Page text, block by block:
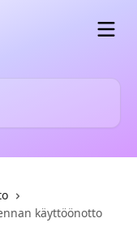
käyttöönotto